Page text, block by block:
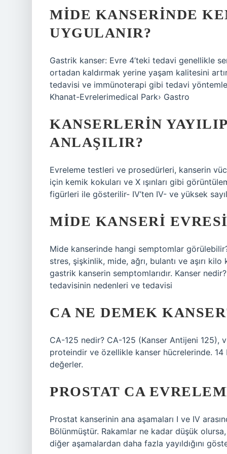
MIDE KANSERINDE
UYGULANIR?
Gastrik kanser: Evre 4’teki tedavi genellikle
ortadan kaldırmak yerine yaşam kalitesini
tedavisi ve immünoterapi gibi tedavi
Khanat-Evrelerimedical Park› Gastro
KANSERLERIN
ANLAŞILIR?
Evreleme testleri ve prosedürleri, kanserin
için kemik kokuları ve X ışınları gibi
figürleri ile gösterilir- IV’ten IV- ve yüksek
MIDE KANSERI
Mide kanserinde hangi semptomlar
stres, şişkinlik, mide, ağrı, bulantı ve aşırı
gastrik kanserin semptomlarıdır. Kanser
tedavisinin nedenleri ve tedavisi
CA NE DEMEK
CA-125 nedir? CA-125 (Kanser Antijeni 125),
proteindir ve özellikle kanser hücrelerinde.
değerler.
PROSTAT CA
Prostat kanserinin ana aşamaları I ve IV
Bölünmüştür. Rakamlar ne kadar düşük
diğer aşamalardan daha fazla yayıldığını